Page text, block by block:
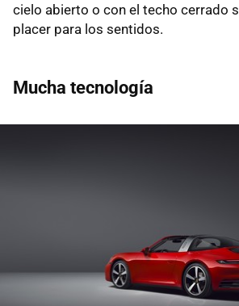
cielo abierto o con el techo cerrado
placer para los sentidos.
Mucha tecnología